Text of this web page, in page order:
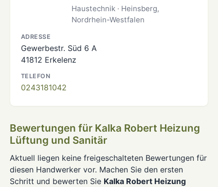
Haustechnik · Heinsberg,
Nordrhein-Westfalen
ADRESSE
Gewerbestr. Süd 6 A
41812 Erkelenz
TELEFON
0243181042
Bewertungen für Kalka Robert Heizung
Lüftung und Sanitär
Aktuell liegen keine freigeschalteten Bewertungen für
diesen Handwerker vor. Machen Sie den ersten
Schritt und bewerten Sie Kalka Robert Heizung